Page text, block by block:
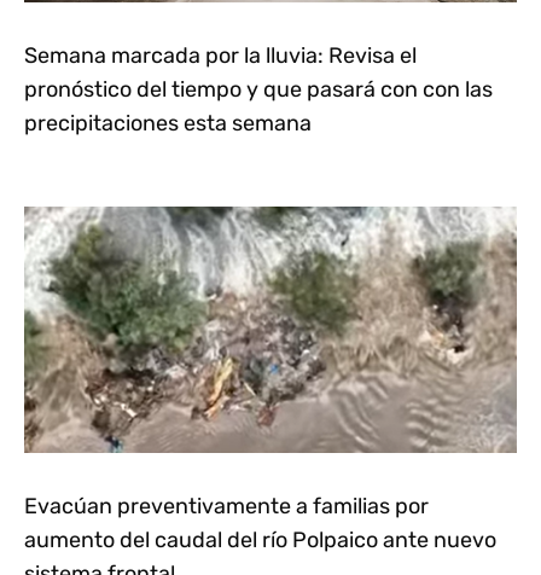
Semana marcada por la lluvia: Revisa el
pronóstico del tiempo y que pasará con con las
precipitaciones esta semana
Evacúan preventivamente a familias por
aumento del caudal del río Polpaico ante nuevo